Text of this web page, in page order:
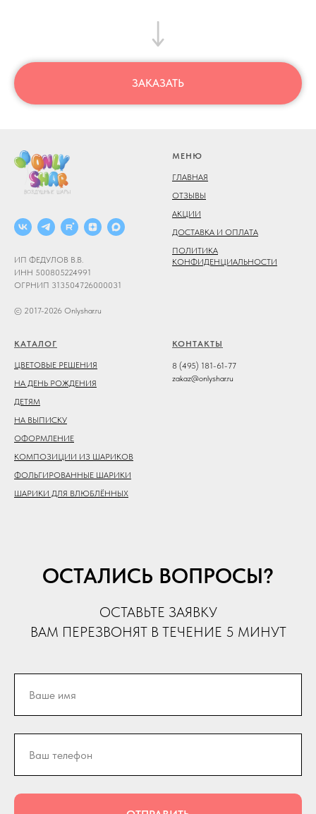
ЗАКАЗАТЬ
ИП ФЕДУЛОВ В.В.
ИНН 500805224991
ОГРНИП 313504726000031
© 2017-2026 Onlyshar.ru
МЕНЮ
ГЛАВНАЯ
ОТЗЫВЫ
АКЦИИ
ДОСТАВКА И ОПЛАТА
ПОЛИТИКА
КОНФИДЕНЦИАЛЬНОСТИ
КАТАЛОГ
ЦВЕТОВЫЕ РЕШЕНИЯ
НА ДЕНЬ РОЖДЕНИЯ
ДЕТЯМ
НА ВЫПИСКУ
ОФОРМЛЕНИЕ
КОМПОЗИЦИИ ИЗ ШАРИКОВ
ФОЛЬГИРОВАННЫЕ ШАРИКИ
ШАРИКИ ДЛЯ ВЛЮБЛЁННЫХ
КОНТАКТЫ
8 (495) 181-61-77
zakaz@onlyshar.ru
ОСТАЛИСЬ ВОПРОСЫ?
ОСТАВЬТЕ ЗАЯВКУ
ВАМ ПЕРЕЗВОНЯТ В ТЕЧЕНИЕ 5 МИНУТ